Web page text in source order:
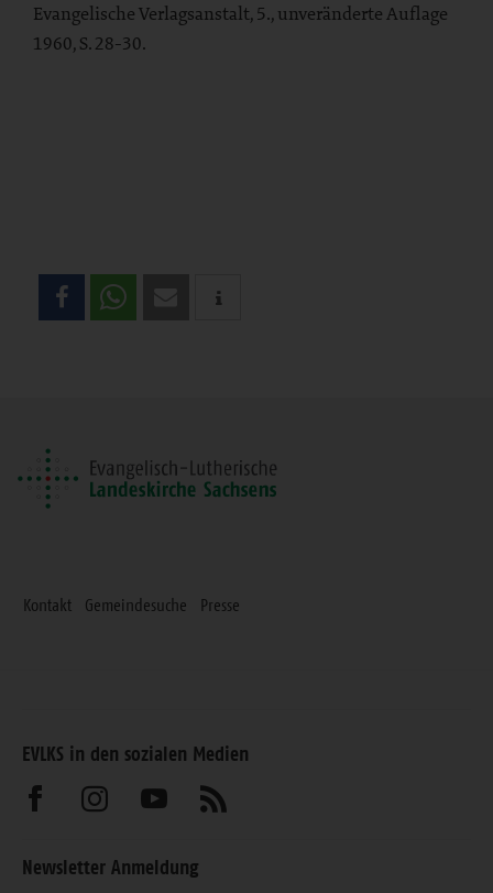
Evangelische Verlagsanstalt, 5., unveränderte Auflage
1960, S. 28-30.
Teilen
Sie
Kontakt Gemeindesuche Presse
EVLKS in den sozialen Medien
Besuchen
uns
Besuchen
uns
Besuchen
uns
Abonnieren
Newsletter Anmeldung